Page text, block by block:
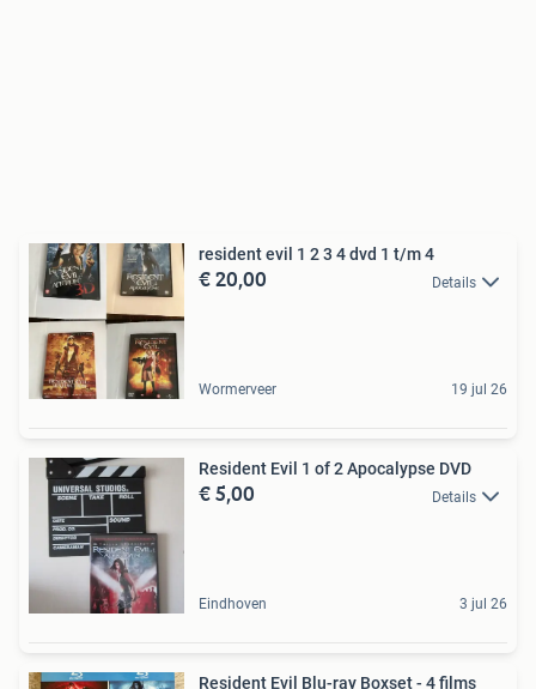
resident evil 1 2 3 4 dvd 1 t/m 4
€ 20,00 Details
Wormerveer 19 jul 26
Resident Evil 1 of 2 Apocalypse DVD
€ 5,00 Details
Eindhoven 3 jul 26
Resident Evil Blu-ray Boxset - 4 films